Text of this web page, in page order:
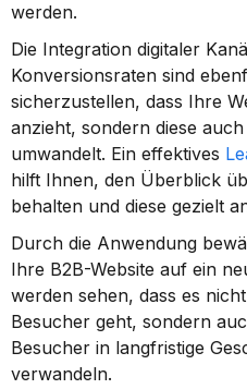
werden.
Die Integration digitaler
Konversionsraten sind
sicherzustellen, dass Ihre
anzieht, sondern diese
umwandelt. Ein effektives
hilft Ihnen, den Überblick
behalten und diese gezielt
Durch die Anwendung
Ihre B2B-Website auf ein
werden sehen, dass es
Besucher geht, sondern
Besucher in langfristige
verwandeln.